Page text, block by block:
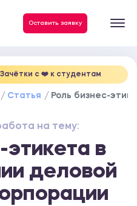
Оставить заявку
c ❤️ к студентам
Статья Роль бизнес-
на тему:
этикета в
деловой